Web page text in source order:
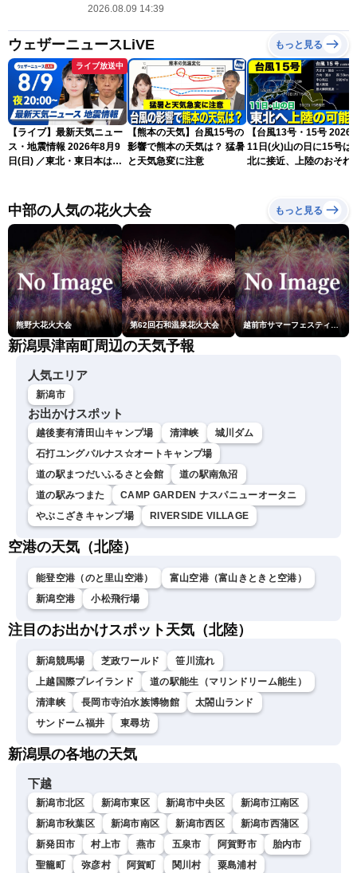
2026.08.09 14:39
ウェザーニュースLiVE もっと見る
ライブ放送中
【ライブ】最新天気ニュー
ス・地震情報 2026年8月9
日(日) ／東北・東日本は急
衣／芳野達郎〉
【熊本の天気】台風15号の
影響で熊本の天気は？ 猛暑
と天気急変に注意
【台風13号・15号 2026
11日(火)山の日に15号は
北に接近、上陸のおそれ
中部の人気の花火大会 もっと見る
熊野大花火大会 第62回石和温泉花火大会 越前市サマーフェスティバル花火大会
新潟県津南町周辺の天気予報
人気エリア
新潟市
お出かけスポット
越後妻有清田山キャンプ場 清津峡
城川ダム
石打ユングパルナス☆オートキャンプ場
道の駅まつだいふるさと会館
道の駅南魚沼
道の駅みつまた
CAMP GARDEN ナスパニューオータニ
やぶこざきキャンプ場
RIVERSIDE VILLAGE
空港の天気（北陸）
能登空港（のと里山空港）
富山空港（富山きときと空港）
新潟空港
小松飛行場
注目のお出かけスポット天気（北陸）
新潟競馬場 芝政ワールド
笹川流れ
上越国際プレイランド
道の駅能生（マリンドリーム能生）
清津峡
長岡市寺泊水族博物館
太閤山ランド
サンドーム福井
東尋坊
新潟県の各地の天気
下越
新潟市北区 新潟市東区 新潟市中央区
新潟市江南区
新潟市秋葉区
新潟市南区 新潟市西区
新潟市西蒲区
新発田市
村上市 燕市 五泉市 阿賀野市
胎内市
聖籠町
弥彦村 阿賀町 関川村 粟島浦村